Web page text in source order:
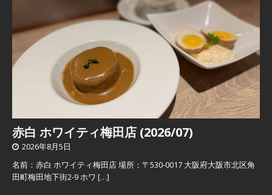
赤白 ホワイティ梅田店 (2026/07)
2026年8月5日
名前：赤白 ホワイティ梅田店 場所：〒530-0017 大阪府大阪市北区角
田町梅田地下街2-9 ホワ […]